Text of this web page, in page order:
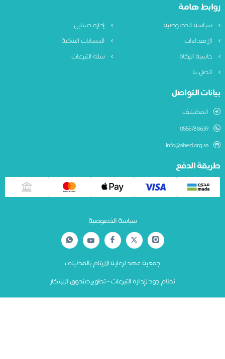
هامة
الخصوصية
إدارة حسابي
الحسابات البنكية
الزكاة
سلة التبرعات
بنا
التواصل
المظيلف
0555788639
info@ahed.org.sa
الدفع
سياسة الخصوصية
جمعية عهد لرعاية الايتام بالمظيلف
نظام جود لإدارة التبرعات - تطوير صندوق الابتكار